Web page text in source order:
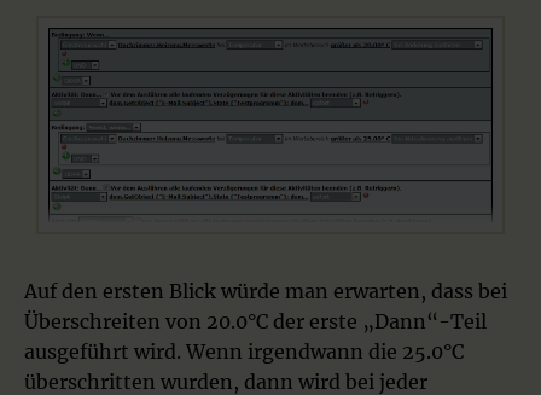
Auf den ersten Blick würde man erwarten, dass bei
Überschreiten von 20.0°C der erste „Dann“-Teil
ausgeführt wird. Wenn irgendwann die 25.0°C
überschritten wurden, dann wird bei jeder